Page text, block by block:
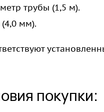
трубы (1,5 м).
мм).
покупки: